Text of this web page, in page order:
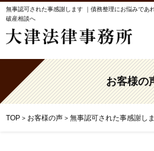
無事認可された事感謝します ｜債務整理にお悩みであ
破産相談へ
お客様の
TOP > お客様の声 > 無事認可された事感謝し